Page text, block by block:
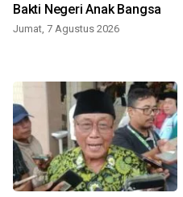
Bakti Negeri Anak Bangsa
Jumat, 7 Agustus 2026